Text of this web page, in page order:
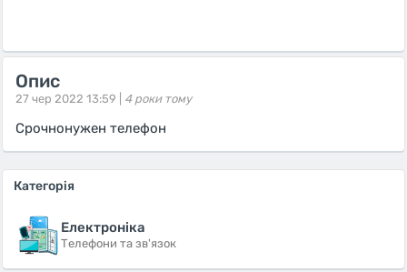
Опис
27 чер 2022 13:59 | 4 роки тому
Срочнонужен телефон
Категорія
Електроніка
Телефони та зв'язок